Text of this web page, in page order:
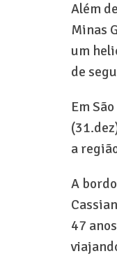
Além
Minas
um
de
Em
a
A
47